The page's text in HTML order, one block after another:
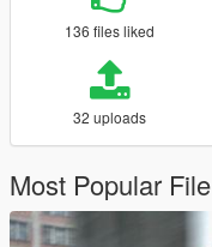
136 files liked
32 uploads
Most Popular File